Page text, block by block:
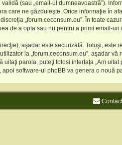
(sau „email-ul dumneavoastră”).
care ne găzduieşte. Orice informaţie în
„forum.ceconsum.eu”. În toate
de a opta sau nu pentru a primi email-
aşadar este securizată. Totuşi,
la „forum.ceconsum.eu”, aşadar
parola, puteţi folosi interfaţa „Am
software-ul phpBB va genera o nouă